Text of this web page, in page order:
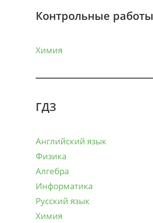
Контрольные работы
Химия
ГДЗ
Английский язык
Физика
Алгебра
Информатика
Русский язык
Химия